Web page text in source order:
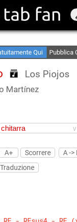
Qui Pubblica
Los Piojos
Martínez
A+ Scorrere A ->
Traduzione